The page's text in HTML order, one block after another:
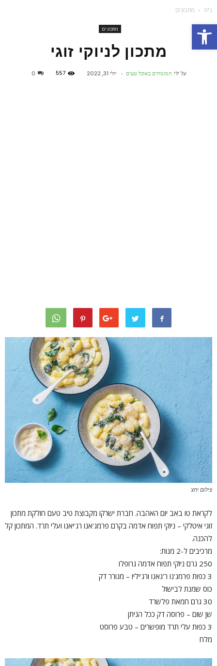
פתח סרגל נגישות
בית מתכונים
מתכונים
מתכון לניוקי זוגי
על ידי המומחים באוכל טעים - יולי 31, 2022 557
0
צילום יחצ
לקראת טו באב יום האהבה. חברת ישרקו מקבוצת טיב טעם חולקת מתכון
זוגי איטלקי – ניוקי תפוח אדמה בקרם פרמג'אנו רג'יאנו ועלי תרד. המתכון קל
להכנה.
מרכיבים ל-2 מנות:
250 גרם ניוקי תפוח אדמה גרופלו
3 כפות פרמג'נו ר'גאנו ורג'יליו – מגורר דק
כוס שמנת לבישול
30 גרם חמאת פלשרד
שן שום – פרוסה דק ככל הניתן
3 כפות עלי תרד מופשרים – טבע פרוסט
מלח